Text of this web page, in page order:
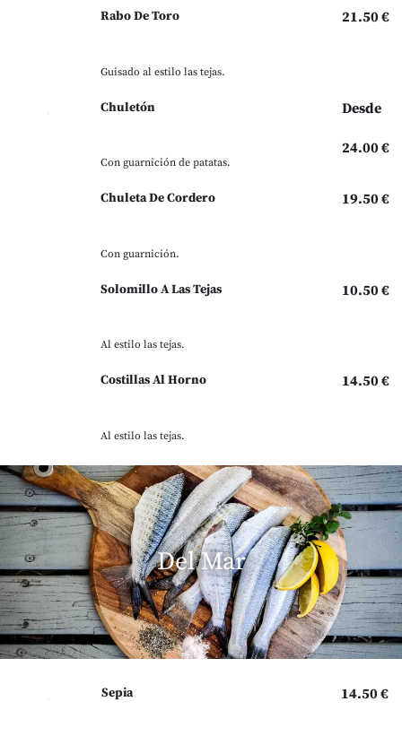
Rabo De Toro
Guisado al estilo las tejas.
21.50 €
Chuletón
Con guarnición de patatas.
Desde
24.00 €
Chuleta De Cordero
Con guarnición.
19.50 €
Solomillo A Las Tejas
Al estilo las tejas.
10.50 €
Costillas Al Horno
Al estilo las tejas.
14.50 €
Del Mar
Sepia 14.50 €